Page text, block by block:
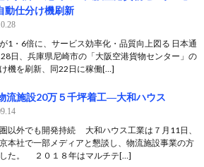
動仕分け機刷新
1・6倍に、サービス効率化・品質向上図る 日本通
日、兵庫県尼崎市の「大阪空港貨物センター」の
機を刷新、同22日に稼働[…]
流施設20万５千坪着工―大和ハウス
以外でも開発持続 大和ハウス工業は７月11日、
本社で一部メディアと懇談し、物流施設事業の方
た。 ２０１８年はマルチテ[…]